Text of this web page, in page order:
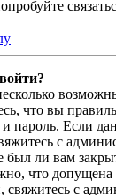
что вы
и пароль. Если
с
был ли вам
что
свяжитесь с